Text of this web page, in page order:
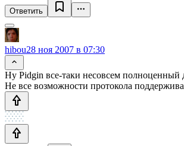
Ответить
hibou28 ноя 2007 в 07:30
Ну Pidgin все-таки несовсем полноценный
Не все возможности протокола